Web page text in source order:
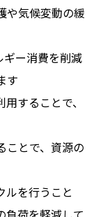
や気候変動の緩
ギー消費を削減
す
することで、
ことで、資源の
ルを行うこと